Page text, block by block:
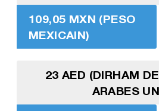
109,05 MXN (PESO
MEXICAIN)
23 AED (DIRHAM
ARABES